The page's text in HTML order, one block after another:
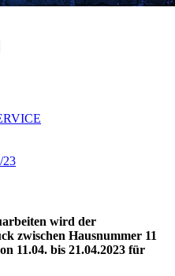
23
wird der
zwischen Hausnummer 11
11.04. bis 21.04.2023 für